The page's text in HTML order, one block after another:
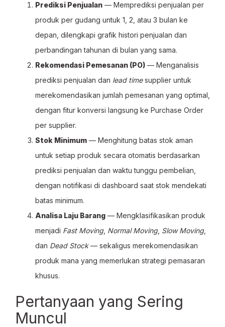
Prediksi Penjualan — Memprediksi penjualan per
produk per gudang untuk 1, 2, atau 3 bulan ke
depan, dilengkapi grafik histori penjualan dan
perbandingan tahunan di bulan yang sama.
Rekomendasi Pemesanan (PO) — Menganalisis
prediksi penjualan dan lead timesupplier untuk
merekomendasikan jumlah pemesanan yang optimal,
dengan fitur konversi langsung ke Purchase Order
per supplier.
Stok Minimum — Menghitung batas stok aman
untuk setiap produk secara otomatis berdasarkan
prediksi penjualan dan waktu tunggu pembelian,
dengan notifikasi di dashboard saat stok mendekati
batas minimum.
Analisa Laju Barang — Mengklasifikasikan produk
menjadi Fast Moving, Normal Moving, Slow Moving,
dan Dead Stock— sekaligus merekomendasikan
produk mana yang memerlukan strategi pemasaran
khusus.
Pertanyaan yang Sering
Muncul